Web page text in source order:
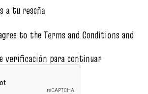
a tu reseña
to the Terms and Conditions and
verificación para continuar